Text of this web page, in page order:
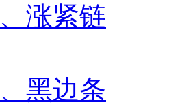
涨紧链
黑边条